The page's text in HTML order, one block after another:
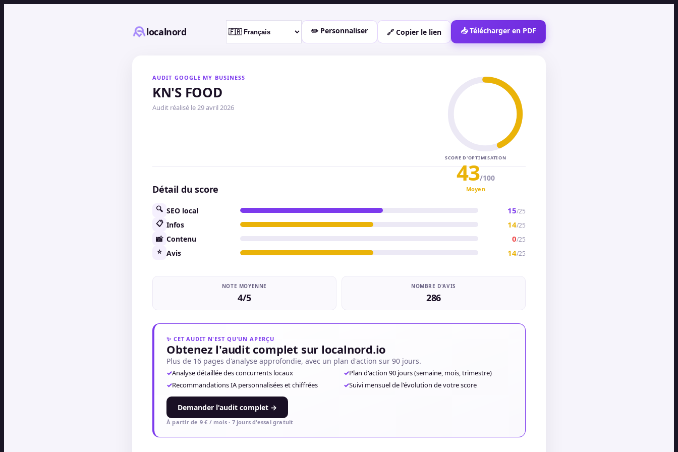
localnord ✏️ Personnaliser 🔗 Copier le lien 📥 Télécharger en PDF
AUDIT GOOGLE MY BUSINESS
KN'S FOOD
Audit réalisé le29 avril 2026
SCORE D'OPTIMISATION
43/100
Moyen
Détail du score
🔍 SEO local 15/25
📋 Infos 14/25
📸 Contenu 0/25
⭐ Avis 14/25
NOTE MOYENNE
4/5
NOMBRE D'AVIS
286
✨ CET AUDIT N'EST QU'UN APERÇU
Obtenez l'audit complet sur localnord.io
Plus de 16 pages d'analyse approfondie, avec un plan d'action sur 90 jours.
✓Analyse détaillée des concurrents locaux ✓Plan d'action 90 jours (semaine, mois, trimestre)
✓Recommandations IA personnalisées et chiffrées ✓Suivi mensuel de l'évolution de votre score
Demander l'audit complet →
À partir de 9 € / mois · 7 jours d'essai gratuit